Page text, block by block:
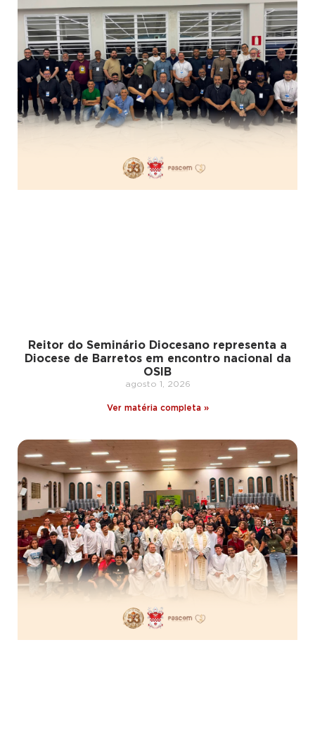
Reitor do Seminário Diocesano representa a
Diocese de Barretos em encontro nacional da
OSIB
agosto 1, 2026
Ver matéria completa »